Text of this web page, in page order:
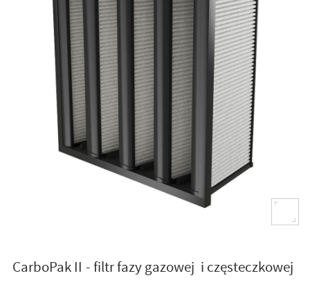
CarboPak II - filtr fazy gazowej i częsteczkowej